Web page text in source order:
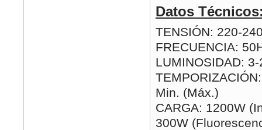
Datos
TENSIÓN: 220-
FRECUENCIA:
LUMINOSIDAD:
Min. (Máx.)
CARGA: 1200W
300W